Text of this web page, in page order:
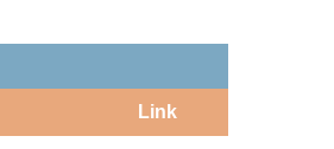
Link